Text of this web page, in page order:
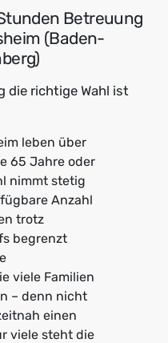
Betreuung
(Baden-
die richtige Wahl ist
leben über
65 Jahre oder
nimmt stetig
Anzahl
trotz
begrenzt
viele Familien
– denn nicht
einen
viele steht die